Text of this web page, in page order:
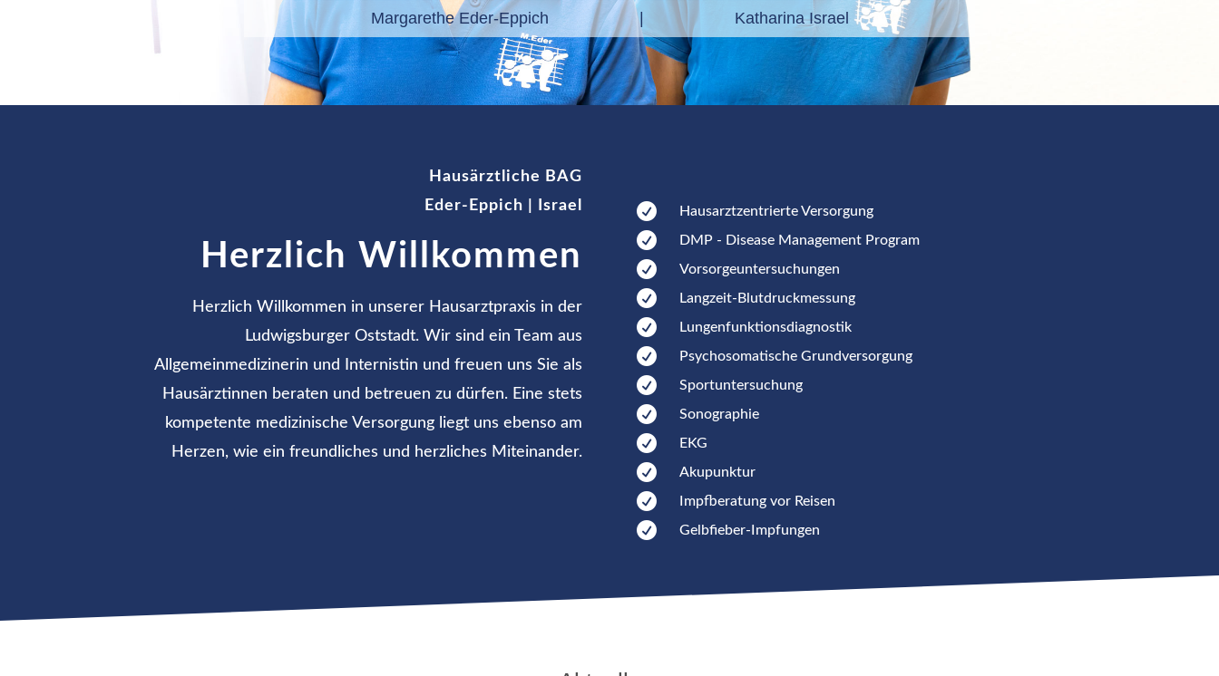
Margarethe Eder-Eppich | Katharina Israel
Hausärztliche BAG
Eder-Eppich | Israel
Herzlich Willkommen
Herzlich Willkommen in unserer Hausarztpraxis in der
Ludwigsburger Oststadt. Wir sind ein Team aus
Allgemeinmedizinerin und Internistin und freuen uns Sie als
Hausärztinnen beraten und betreuen zu dürfen. Eine stets
kompetente medizinische Versorgung liegt uns ebenso am
Herzen, wie ein freundliches und herzliches Miteinander.
 Hausarztzentrierte Versorgung
 DMP - Disease Management Program
 Vorsorgeuntersuchungen
 Langzeit-Blutdruckmessung
 Lungenfunktionsdiagnostik
 Psychosomatische Grundversorgung
 Sportuntersuchung
 Sonographie
 EKG
 Akupunktur
 Impfberatung vor Reisen
 Gelbfieber-Impfungen